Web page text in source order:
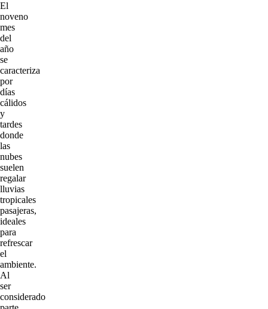
El
noveno
mes
del
año
se
caracteriza
por
días
cálidos
y
tardes
donde
las
nubes
suelen
regalar
lluvias
tropicales
pasajeras,
ideales
para
refrescar
el
ambiente.
Al
ser
considerado